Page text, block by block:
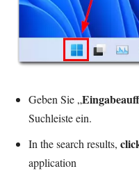
Geben Sie „
Suchleiste ein.
In the search results,
application